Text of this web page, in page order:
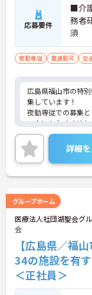
応募要件
■介
務者
須
夜勤専従 車通勤可 交
広島県福山市の特
集しています！
夜勤専従での募集
い方にもおすすめ
も嬉しいポイント
に働ける環境とな
ご興味のある方は
のでご連絡くださ
詳細
グループホーム
医療法人社団湖聖会グ
会
【広島県／福
34の施設を有
＜正社員＞